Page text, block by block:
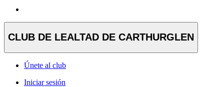
CLUB DE LEALTAD DE CARTHURGLEN
Únete al club
Iniciar sesión